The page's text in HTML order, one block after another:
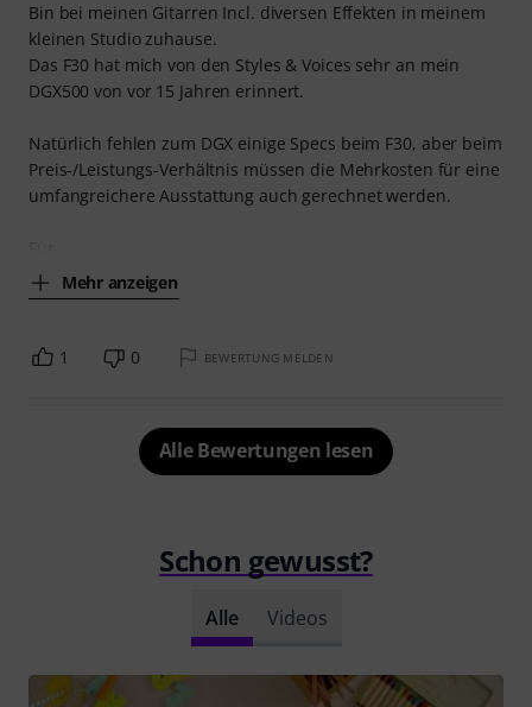
Bin bei meinen Gitarren Incl. diversen Effekten in meinem
kleinen Studio zuhause.
Das F30 hat mich von den Styles & Voices sehr an mein
DGX500 von vor 15 Jahren erinnert.
Natürlich fehlen zum DGX einige Specs beim F30, aber beim
Preis-/Leistungs-Verhältnis müssen die Mehrkosten für eine
umfangreichere Ausstattung auch gerechnet werden.
Mehr anzeigen
1 0 BEWERTUNG MELDEN
Alle Bewertungen lesen
Schon gewusst?
Alle Videos